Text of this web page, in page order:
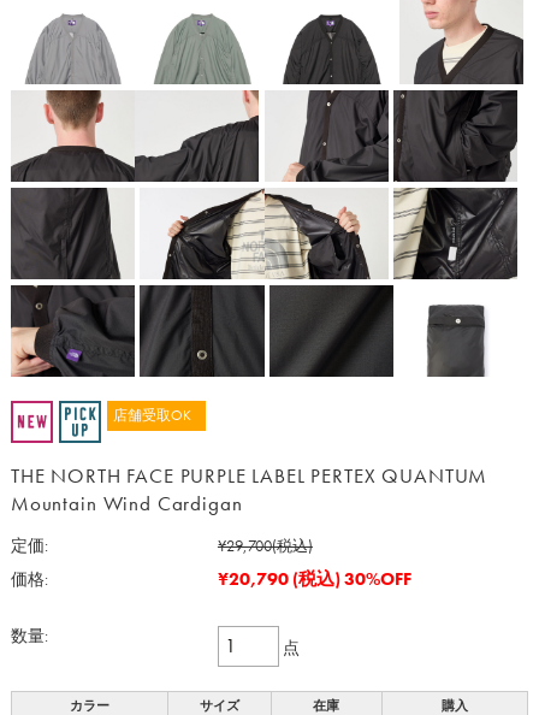
店舗受取OK
THE NORTH FACE PURPLE LABEL PERTEX QUANTUM
Mountain Wind Cardigan
定価: ¥29,700(税込)
価格:
¥20,790 (税込)30%OFF
数量:
点
カラー サイズ 在庫 購入